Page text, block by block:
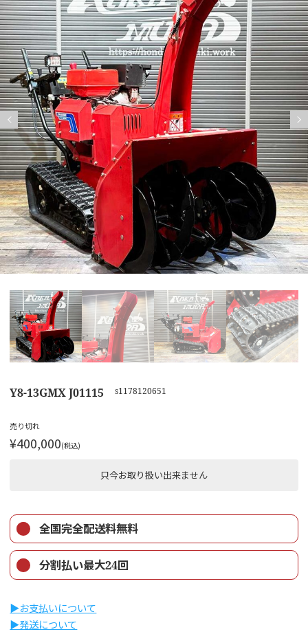
Previous
Y8-13GMX J01115 s1178120651
売り切れ
¥400,000(税込)
只今お取り扱い出来ません
全国完全配送料無料
分割払い最大24回
▶︎お支払いについて
▶︎発送について